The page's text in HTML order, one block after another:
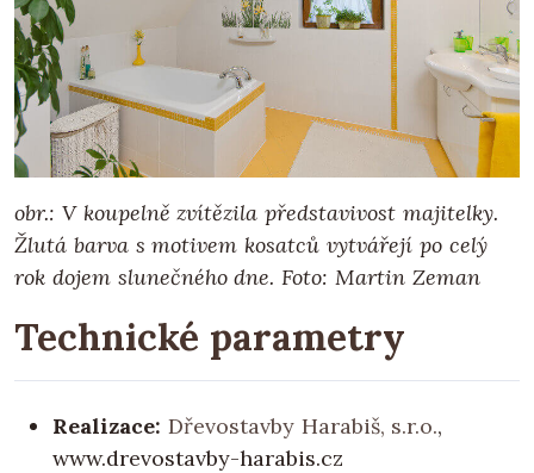
obr.: V koupelně zvítězila představivost majitelky.
Žlutá barva s motivem kosatců vytvářejí po celý
rok dojem slunečného dne.Foto: Martin Zeman
Technické parametry
Realizace: Dřevostavby Harabiš, s.r.o.,
www.drevostavby-harabis.cz